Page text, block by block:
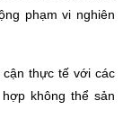
phạm vi nghiên
thực tế với các
không thể sản